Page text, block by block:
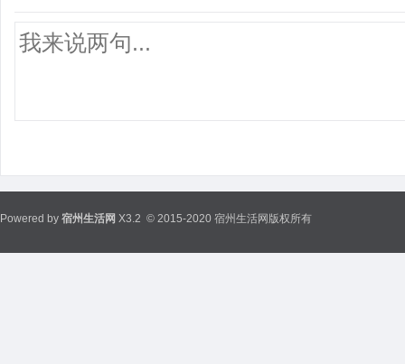
Powered by 宿州生活网 X3.2 © 2015-2020 宿州生活网版权所有